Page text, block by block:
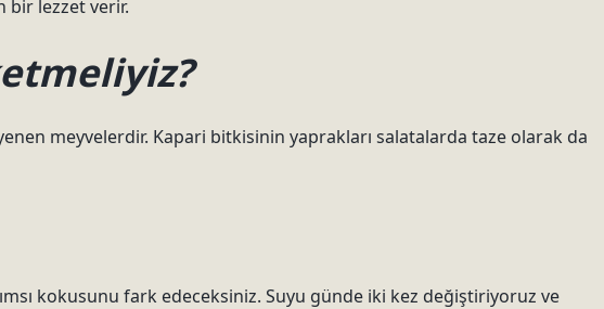
bir lezzet verir.
meyvelerdir. Kapari bitkisinin yaprakları salatalarda taze olarak da
kokusunu fark edeceksiniz. Suyu günde iki kez değiştiriyoruz ve